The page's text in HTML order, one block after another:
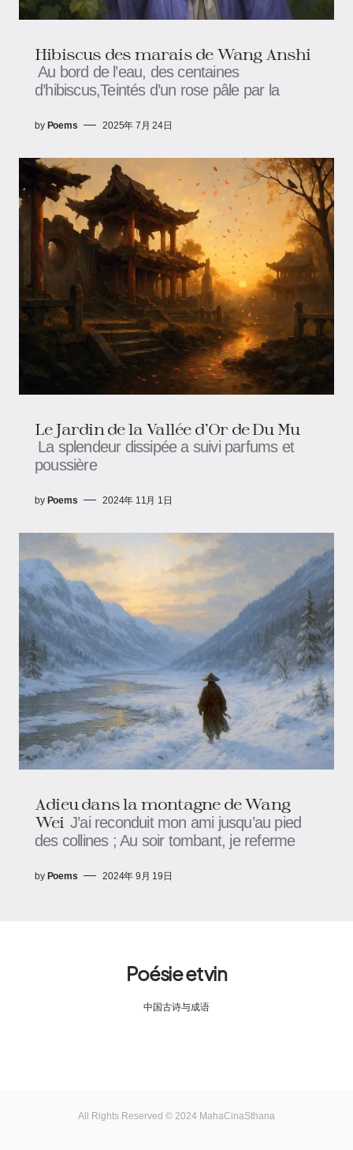
Hibiscus des marais​​ de Wang Anshi
Au bord de l’eau, des centaines
d’hibiscus,Teintés d’un rose pâle par la
by Poems 2025年 7月 24日
Le Jardin de la Vallée d’Or de Du Mu
La splendeur dissipée a suivi parfums et
poussière
by Poems 2024年 11月 1日
Adieu dans la montagne de Wang
Wei J’ai reconduit mon ami jusqu’au pied
des collines ; Au soir tombant, je referme
by Poems 2024年 9月 19日
Poésie et vin
中国古诗与成语
All Rights Reserved © 2024 MahaCinaSthana